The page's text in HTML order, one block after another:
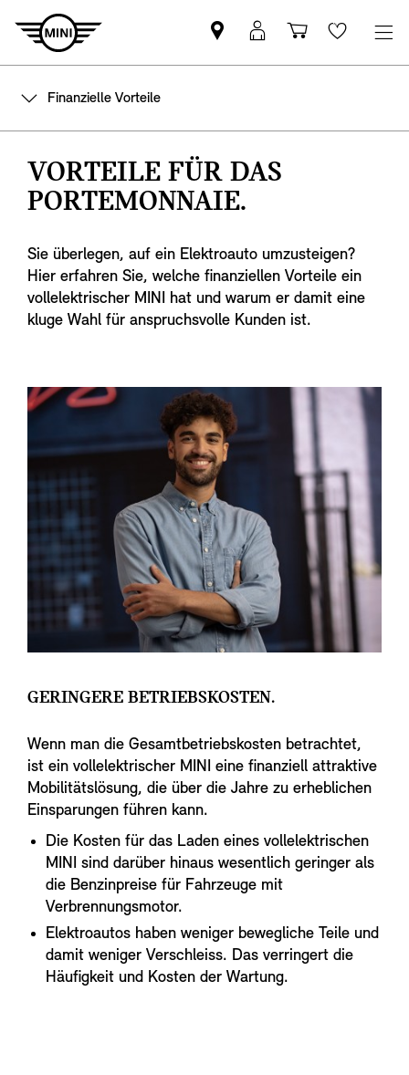
MINI
Partner
MyMini
login
Wishlist
Finanzielle Vorteile
VORTEILE FÜR DAS
PORTEMONNAIE.
Sie überlegen, auf ein Elektroauto umzusteigen?
Hier erfahren Sie, welche finanziellen Vorteile ein
vollelektrischer MINI hat und warum er damit eine
kluge Wahl für anspruchsvolle Kunden ist.
GERINGERE BETRIEBSKOSTEN.
Wenn man die Gesamtbetriebskosten betrachtet,
ist ein vollelektrischer MINI eine finanziell attraktive
Mobilitätslösung, die über die Jahre zu erheblichen
Einsparungen führen kann.
Die Kosten für das Laden eines vollelektrischen
MINI sind darüber hinaus wesentlich geringer als
die Benzinpreise für Fahrzeuge mit
Verbrennungsmotor.
Elektroautos haben weniger bewegliche Teile und
damit weniger Verschleiss. Das verringert die
Häufigkeit und Kosten der Wartung.